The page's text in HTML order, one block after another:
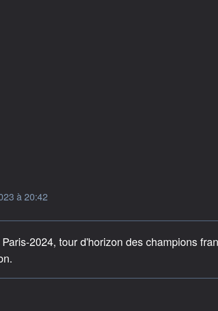
à 20:42
2024, tour d'horizon des champions